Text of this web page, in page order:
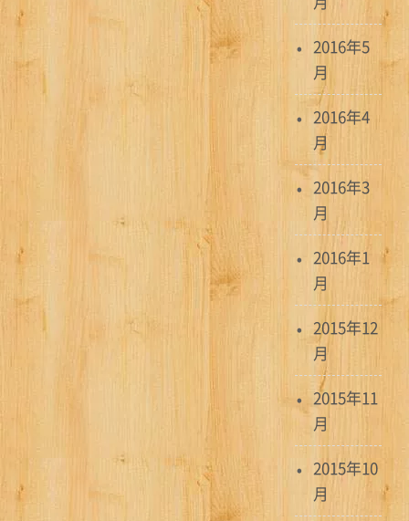
2016年5
月
2016年4
月
2016年3
月
2016年1
月
2015年12
月
2015年11
月
2015年10
月